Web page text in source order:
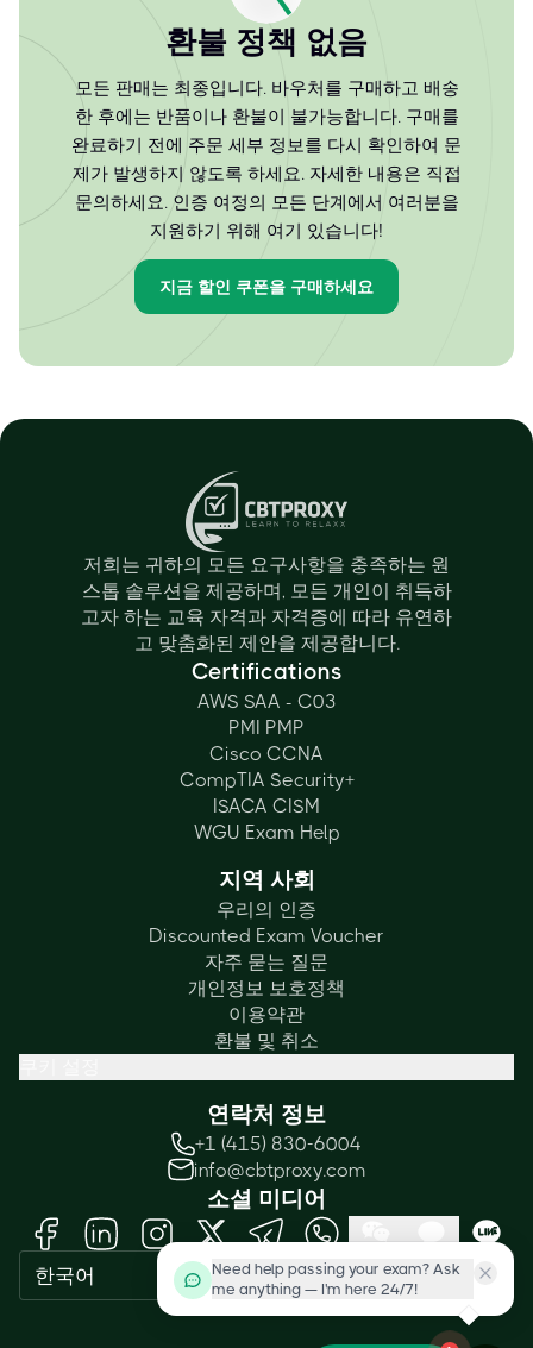
환불 정책 없음
모든 판매는 최종입니다. 바우처를 구매하고 배송
한 후에는 반품이나 환불이 불가능합니다. 구매를
완료하기 전에 주문 세부 정보를 다시 확인하여 문
제가 발생하지 않도록 하세요. 자세한 내용은 직접
문의하세요. 인증 여정의 모든 단계에서 여러분을
지원하기 위해 여기 있습니다!
지금 할인 쿠폰을 구매하세요
저희는 귀하의 모든 요구사항을 충족하는 원
스톱 솔루션을 제공하며, 모든 개인이 취득하
고자 하는 교육 자격과 자격증에 따라 유연하
고 맞춤화된 제안을 제공합니다.
Certifications
AWS SAA - C03
PMI PMP
Cisco CCNA
CompTIA Security+
ISACA CISM
WGU Exam Help
지역 사회
우리의 인증
Discounted Exam Voucher
자주 묻는 질문
개인정보 보호정책
이용약관
환불 및 취소
연락처 정보
+1 (415) 830-6004
info@cbtproxy.com
소셜 미디어
한국어
Need help passing your exam? Ask
me anything — I'm here 24/7!